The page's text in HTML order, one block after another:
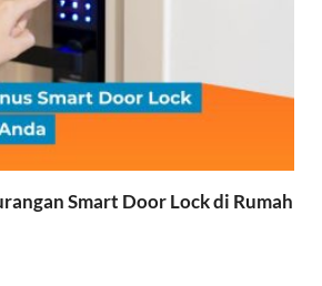
Smart Door Lock di Rumah